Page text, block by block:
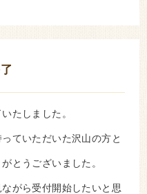
たしました。
ていただいた沢山の方と
とうございました。
がら受付開始したいと思